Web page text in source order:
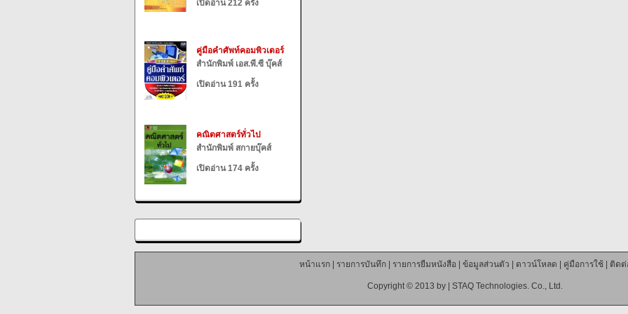
เปิดอ่าน 212 ครั้ง
คู่มือคำศัพท์คอมพิวเตอร์
สำนักพิมพ์ เอส.พี.ซี บุ๊คส์
เปิดอ่าน 191 ครั้ง
คณิตศาสตร์ทั่วไป
สำนักพิมพ์ สกายบุ๊คส์
เปิดอ่าน 174 ครั้ง
หน้าแรก| รายการบันทึก| รายการยืมหนังสือ ข้อมูลส่วนตัว ดาวน์โหลด คู่มือการใช้| ติดต่
Copyright © 2013 by | STAQ Technologies. Co., Ltd.